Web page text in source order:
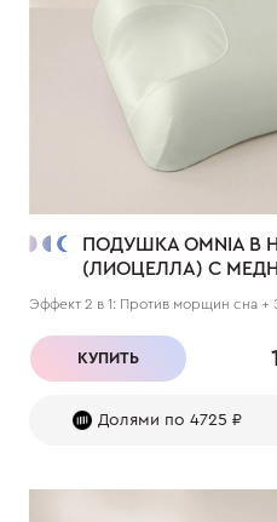
ПОДУШКА OMNIA В
(ЛИОЦЕЛЛА) С
Эффект 2 в 1: Против морщин сна +
КУПИТЬ
Долями по 4725 ₽